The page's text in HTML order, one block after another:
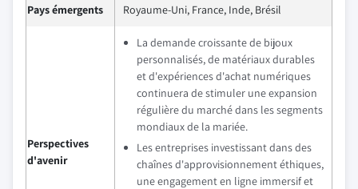
Pays émergents Royaume-Uni, France, Inde, Brésil
Perspectives
d'avenir
La demande croissante de bijoux
personnalisés, de matériaux durables
et d'expériences d'achat numériques
continuera de stimuler une expansion
régulière du marché dans les segments
mondiaux de la mariée.
Les entreprises investissant dans des
chaînes d'approvisionnement éthiques,
une engagement en ligne immersif et